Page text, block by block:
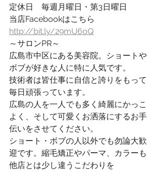
定休日　毎週月曜日・第3日曜日
当店Facebookはこちら
http://bit.ly/29mU6oQ
～サロンPR～
広島市中区にある美容院。ショートや
ボブが好きな人に特に人気です。
技術者は皆仕事に自信と誇りをもって
毎日頑張っています。
広島の人を一人でも多く綺麗にかっこ
よく、そして可愛くお洒落にするお手
伝いをさせてください。
ショート・ボブの人以外でも勿論大歓
迎です。縮毛矯正やパーマ、カラーも
他店とは少し違うこだわりを